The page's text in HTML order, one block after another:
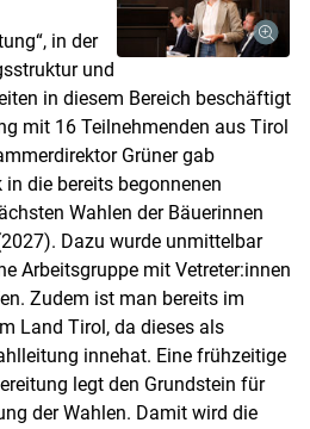
in der
und
in diesem Bereich beschäftigt
mit 16 Teilnehmenden aus Tirol
Grüner gab
die bereits begonnenen
Wahlen der Bäuerinnen
Dazu wurde unmittelbar
Arbeitsgruppe mit Vetreter:innen
Zudem ist man bereits im
Land Tirol, da dieses als
innehat. Eine frühzeitige
legt den Grundstein für
der Wahlen. Damit wird die